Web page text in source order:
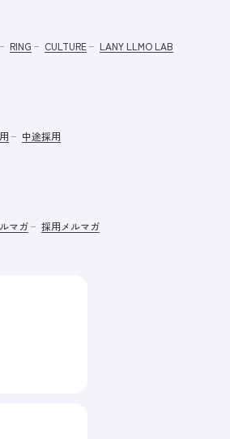
RING CULTURE LANY LLMO LAB
中途採用
マガ 採用メルマガ